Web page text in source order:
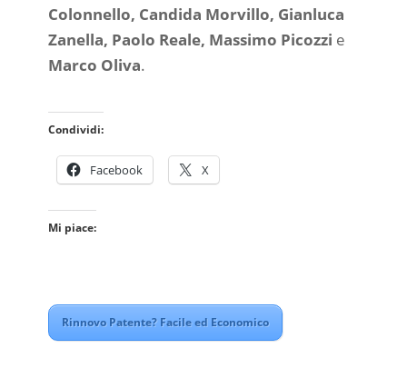
Colonnello, Candida Morvillo, Gianluca
Zanella, Paolo Reale, Massimo Picozzi e
Marco Oliva.
Condividi:
Facebook X
Mi piace:
Rinnovo Patente? Facile ed Economico